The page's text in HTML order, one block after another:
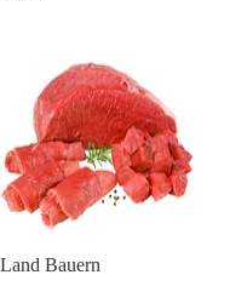
Land Bauern